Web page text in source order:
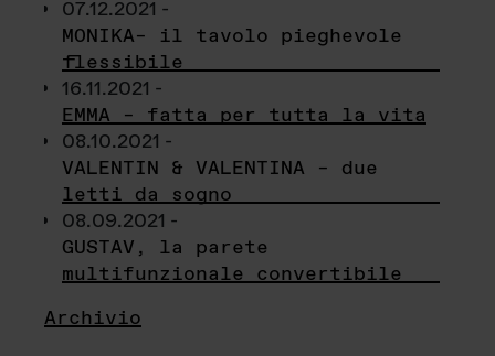
07.12.2021 -
MONIKA– il tavolo pieghevole
flessibile
16.11.2021 -
EMMA – fatta per tutta la vita
08.10.2021 -
VALENTIN & VALENTINA – due
letti da sogno
08.09.2021 -
GUSTAV, la parete
multifunzionale convertibile
Archivio